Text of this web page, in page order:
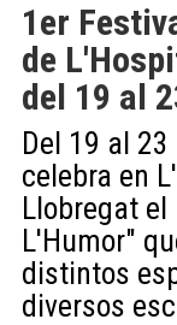
1er
de
del 19 al
Del 19 al
celebra en
Llobregat
L'Humor"
distintos
diversos